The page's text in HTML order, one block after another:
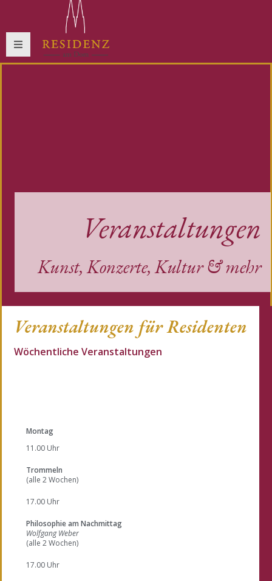
Veranstaltungen
Kunst, Konzerte, Kultur & mehr
Veranstaltungen für Residenten
Wöchentliche Veranstaltungen
Montag
11.00 Uhr
Trommeln
(alle 2 Wochen)
17.00 Uhr
Philosophie am Nachmittag
Wolfgang Weber
(alle 2 Wochen)
17.00 Uhr